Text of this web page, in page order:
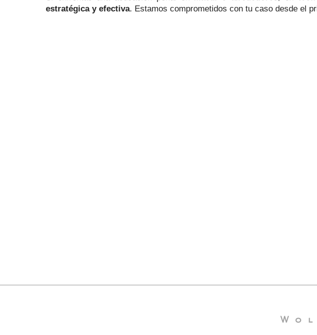
estratégica y efectiva. Estamos comprometidos con tu caso desde el